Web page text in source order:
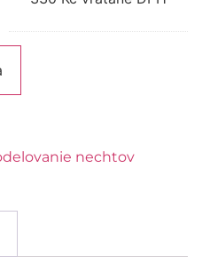
nechtov